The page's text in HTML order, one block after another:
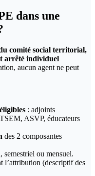
dans une
comité social territorial,
arrêté individuel
aucun agent ne peut
: adjoints
ASVP, éducateurs
des 2 composantes
semestriel ou mensuel.
l’attribution (descriptif des